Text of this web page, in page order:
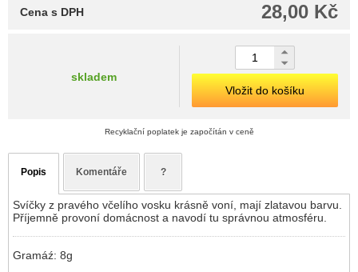
28,00 Kč
Cena s DPH
skladem
Vložit do košíku
Recyklační poplatek je započítán v ceně
Popis Komentáře ?
Svíčky z pravého včelího vosku krásně voní, mají zlatavou barvu.
Příjemně provoní domácnost a navodí tu správnou atmosféru.
Gramáź: 8g